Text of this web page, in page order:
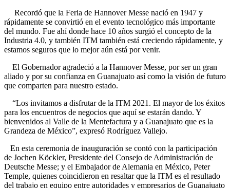
Recordó que la Feria de Hannover Messe nació en 1947 y
rápidamente se convirtió en el evento tecnológico más importante
del mundo. Fue ahí donde hace 10 años surgió el concepto de la
Industria 4.0, y también ITM también está creciendo rápidamente, y
estamos seguros que lo mejor aún está por venir.
El Gobernador agradeció a la Hannover Messe, por ser un gran
aliado y por su confianza en Guanajuato así como la visión de futuro
que comparten para nuestro estado.
“Los invitamos a disfrutar de la ITM 2021. El mayor de los éxitos
para los encuentros de negocios que aquí se estarán dando. Y
bienvenidos al Valle de la Mentefactura y a Guanajuato que es la
Grandeza de México”, expresó Rodríguez Vallejo.
En esta ceremonia de inauguración se contó con la participación
de Jochen Köckler, Presidente del Consejo de Administración de
Deutsche Messe; y el Embajador de Alemania en México, Peter
Temple, quienes coincidieron en resaltar que la ITM es el resultado
del trabajo en equipo entre autoridades y empresarios de Guanajuato